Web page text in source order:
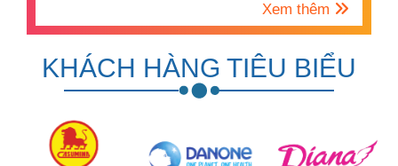
Xem thêm
KHÁCH HÀNG TIÊU BIỂU